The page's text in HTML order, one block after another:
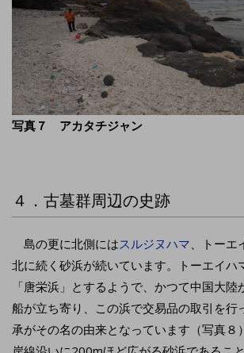
写真７ アカタチジャン
４．古墓群周辺の史跡
島の更に北側にはスルジヌハマ、トーエ
北に続く砂浜が続いています。トーエイハ
「唐栄浜」とするようで、かつて中国大陸
船が立ち寄り、この浜で交易品の取引を行
承がその名の由来となっています（写真８